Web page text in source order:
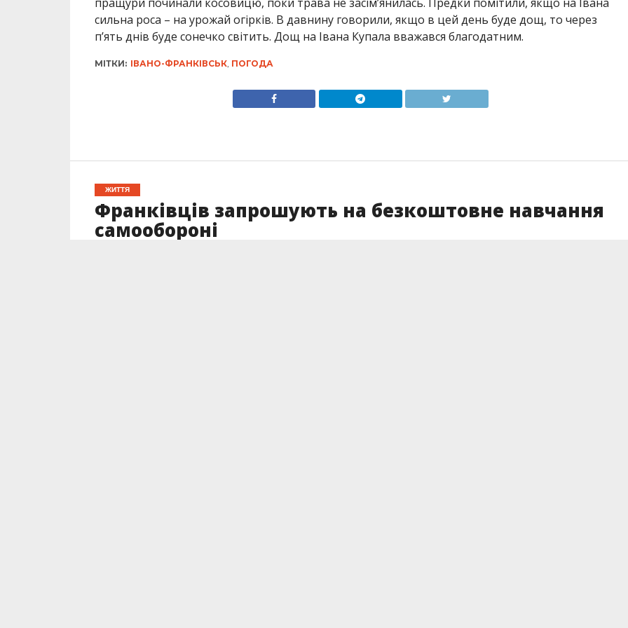
сильна роса – на урожай огірків. В давнину говорили, якщо в цей день буде дощ, то через
п’ять днів буде сонечко світить. Дощ на Івана Купала вважався благодатним.
МІТКИ: ІВАНО-ФРАНКІВСЬК, ПОГОДА
ЖИТТЯ
Франківців запрошують на безкоштовне навчання
самообороні